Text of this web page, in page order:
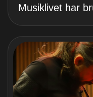
Musiklivet har